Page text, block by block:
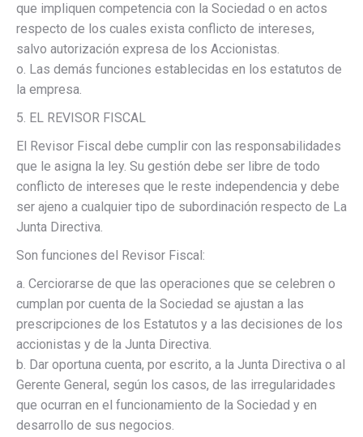
que impliquen competencia con la Sociedad o en actos
respecto de los cuales exista conflicto de intereses,
salvo autorización expresa de los Accionistas.
o. Las demás funciones establecidas en los estatutos de
la empresa.
5. EL REVISOR FISCAL
El Revisor Fiscal debe cumplir con las responsabilidades
que le asigna la ley. Su gestión debe ser libre de todo
conflicto de intereses que le reste independencia y debe
ser ajeno a cualquier tipo de subordinación respecto de La
Junta Directiva.
Son funciones del Revisor Fiscal:
a. Cerciorarse de que las operaciones que se celebren o
cumplan por cuenta de la Sociedad se ajustan a las
prescripciones de los Estatutos y a las decisiones de los
accionistas y de la Junta Directiva.
b. Dar oportuna cuenta, por escrito, a la Junta Directiva o al
Gerente General, según los casos, de las irregularidades
que ocurran en el funcionamiento de la Sociedad y en
desarrollo de sus negocios.